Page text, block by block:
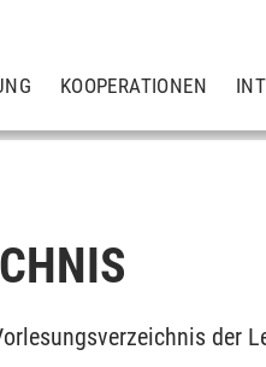
KOOPERATIONEN
der